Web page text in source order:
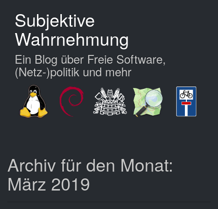
Hauptinhalt
springen
Subjektive
Wahrnehmung
Ein Blog über Freie Software,
(Netz-)politik und mehr
Archiv für den Monat:
März 2019